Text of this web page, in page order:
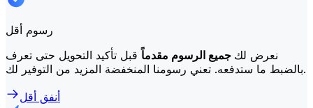
رسوم أقل
نعرض لك جميع الرسوم مقدماًقبل تأكيد التحويل حتى تعرف
بالضبط ما ستدفعه. تعني رسومنا المنخفضة المزيد من التوفير لك.
أنفق أقل